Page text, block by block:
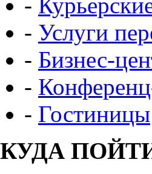
- Услуги
- Бизнес-
-
- Гостиницы
КУДА